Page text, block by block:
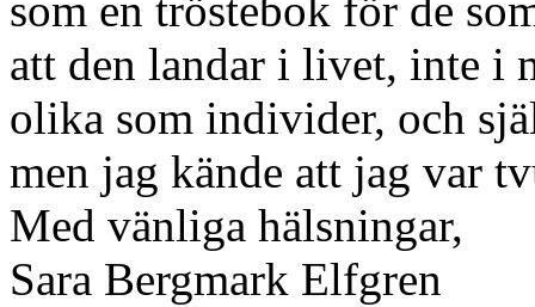
som en tröstebok för de
att den landar i livet, inte i
olika som individer, och
men jag kände att jag var
Med vänliga hälsningar,
Sara Bergmark Elfgren